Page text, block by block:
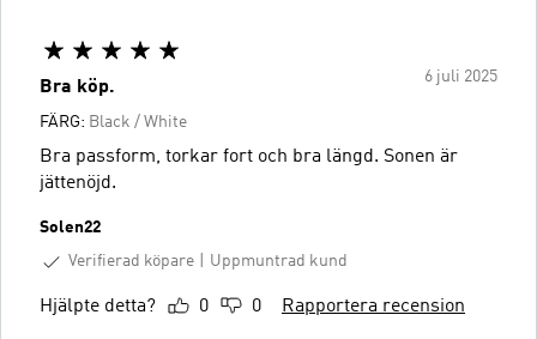
6 juli 2025
Bra köp.
FÄRG: Black / White
Bra passform, torkar fort och bra längd. Sonen är
jättenöjd.
Solen22
Verifierad köpare
Uppmuntrad kund
Hjälpte detta? 0 0 Rapportera recension